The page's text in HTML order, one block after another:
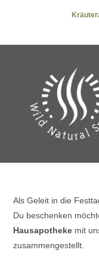
Als Geleit in die
Du beschenken
Hausapotheke mit
zusammengestellt.